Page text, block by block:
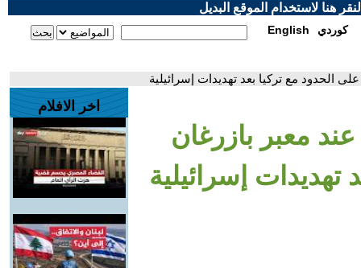
هنا لاستخدام الموقع البديل
English كوردي
الحدود مع تركيا بعد تهديدات إسرائيلية
معبر بازرغان
تهديدات إسرائيلية
اخر الافلام